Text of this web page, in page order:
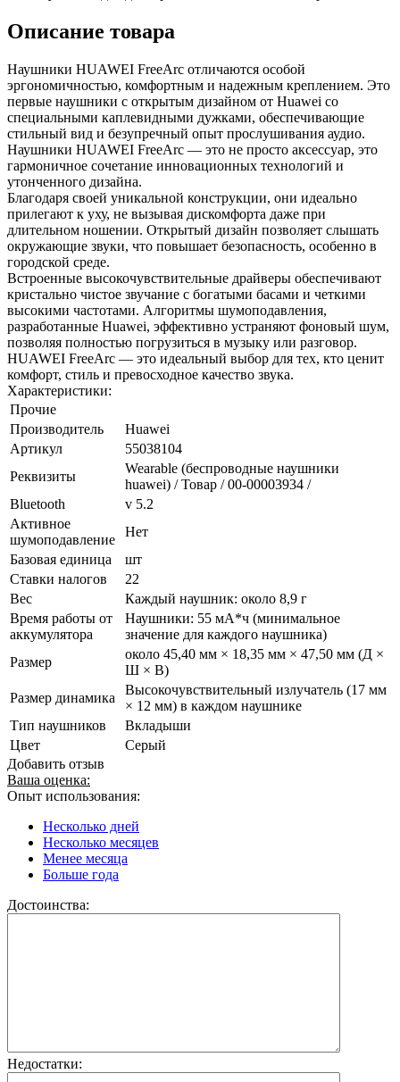
Описание товара
Наушники HUAWEI FreeArc отличаются особой
эргономичностью, комфортным и надежным креплением. Это
первые наушники с открытым дизайном от Huawei со
специальными каплевидными дужками, обеспечивающие
стильный вид и безупречный опыт прослушивания аудио.
Наушники HUAWEI FreeArc — это не просто аксессуар, это
гармоничное сочетание инновационных технологий и
утонченного дизайна.
Благодаря своей уникальной конструкции, они идеально
прилегают к уху, не вызывая дискомфорта даже при
длительном ношении. Открытый дизайн позволяет слышать
окружающие звуки, что повышает безопасность, особенно в
городской среде.
Встроенные высокочувствительные драйверы обеспечивают
кристально чистое звучание с богатыми басами и четкими
высокими частотами. Алгоритмы шумоподавления,
разработанные Huawei, эффективно устраняют фоновый шум,
позволяя полностью погрузиться в музыку или разговор.
HUAWEI FreeArc — это идеальный выбор для тех, кто ценит
комфорт, стиль и превосходное качество звука.
Характеристики:
Прочие
Производитель
Huawei
Артикул
55038104
Реквизиты
Wearable (беспроводные наушники
huawei) / Товар / 00-00003934 /
Bluetooth
v 5.2
Активное
шумоподавление
Нет
Базовая единица
шт
Ставки налогов
22
Вес
Каждый наушник: около 8,9 г
Время работы от
аккумулятора
Наушники: 55 мА*ч (минимальное
значение для каждого наушника)
Размер
около 45,40 мм × 18,35 мм × 47,50 мм (Д ×
Ш × В)
Размер динамика
Высокочувствительный излучатель (17 мм
× 12 мм) в каждом наушнике
Тип наушников
Вкладыши
Цвет
Серый
Добавить отзыв
Ваша оценка:
Опыт использования:
Несколько дней
Несколько месяцев
Менее месяца
Больше года
Достоинства:
Недостатки: